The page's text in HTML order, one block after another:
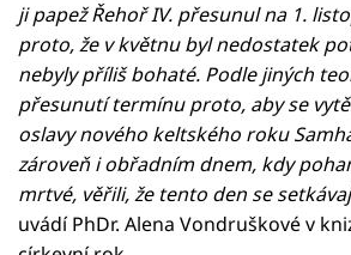
ji papež Řehoř IV. přesunul na 1.
proto, že v květnu byl nedostatek
nebyly příliš bohaté. Podle jiných
přesunutí termínu proto, aby se
oslavy nového keltského roku
zároveň i obřadním dnem, kdy
mrtvé, věřili, že tento den se
uvádí PhDr. Alena Vondruškové v